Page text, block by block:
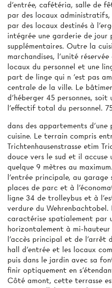
d'entrée, cafétéria, salle de
par des locaux administratifs,
par des locaux destinés à
intégrée une garderie de jour
supplémentaires. Outre la
marchandises, l'unité
locaux du personnel et une
part de linge qui n 'est pas
centrale de la ville. Le
d'héberger 45 personnes,
l'effectif total du personnel.
dans des appartements
cuisine. Le terrain compris
Trichtenhausenstrasse etim
douce vers le sud et il accuse
quelque 9 mètres au
l'entrée principale, au
places de parc et à
ligne 34 de trolleybus et à
verdure du
caractérise spatialement par
horizontalement à mi-
l'accès principal et de l'arrêt
hall d'entrée et les locaux
puis dans le jardin avec sa
finir optiquement en
Côté amont, cette terrasse